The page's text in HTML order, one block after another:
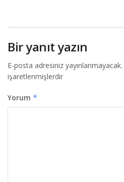
Bir yanıt yazın
E-posta adresiniz yayınlanmayacak.
işaretlenmişlerdir
Yorum *